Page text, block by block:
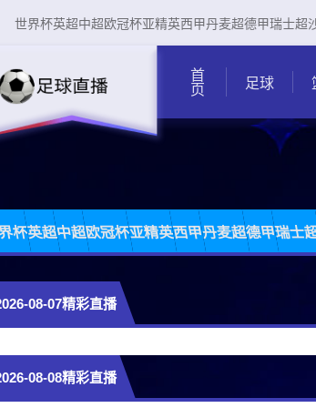
世界杯英超中超欧冠杯亚精英西甲丹麦超德甲瑞士超
首页 足球
杯英超中超欧冠杯亚精英西甲丹麦超德甲瑞士
08-07精彩直播
08-08精彩直播